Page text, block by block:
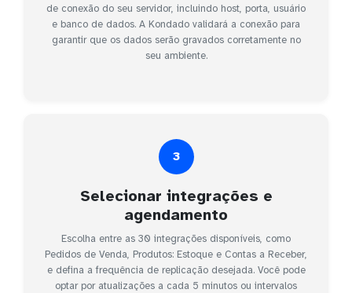
de conexão do seu servidor, incluindo host, porta, usuário
e banco de dados. A Kondado validará a conexão para
garantir que os dados serão gravados corretamente no
seu ambiente.
3
Selecionar integrações e
agendamento
Escolha entre as 30 integrações disponíveis, como
Pedidos de Venda, Produtos: Estoque e Contas a Receber,
e defina a frequência de replicação desejada. Você pode
optar por atualizações a cada 5 minutos ou intervalos